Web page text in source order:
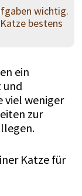
wichtig.
bestens
ein
und
viel weniger
zur
Katze für